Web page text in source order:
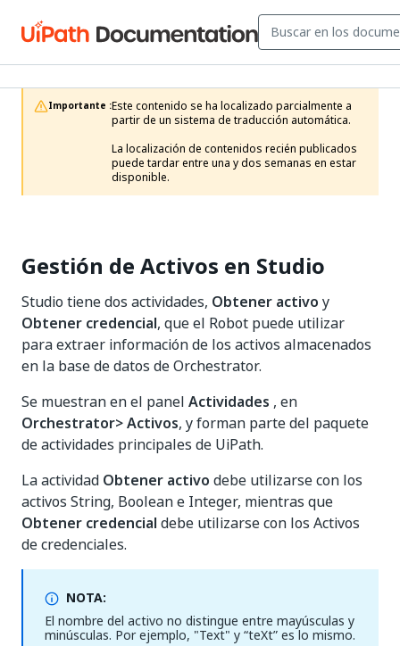
Importante :Este contenido se ha localizado parcialmente a
partir de un sistema de traducción automática.
La localización de contenidos recién publicados
puede tardar entre una y dos semanas en estar
disponible.
Gestión de Activos en Studio
Studio tiene dos actividades, Obtener activo y
Obtener credencial, que el Robot puede utilizar
para extraer información de los activos almacenados
en la base de datos de Orchestrator.
Se muestran en el panel Actividades , en
Orchestrator> Activos, y forman parte del paquete
de actividades principales de UiPath.
La actividad Obtener activo debe utilizarse con los
activos String, Boolean e Integer, mientras que
Obtener credencial debe utilizarse con los Activos
de credenciales.
NOTA:
El nombre del activo no distingue entre mayúsculas y
minúsculas. Por ejemplo, "Text" y “teXt” es lo mismo.